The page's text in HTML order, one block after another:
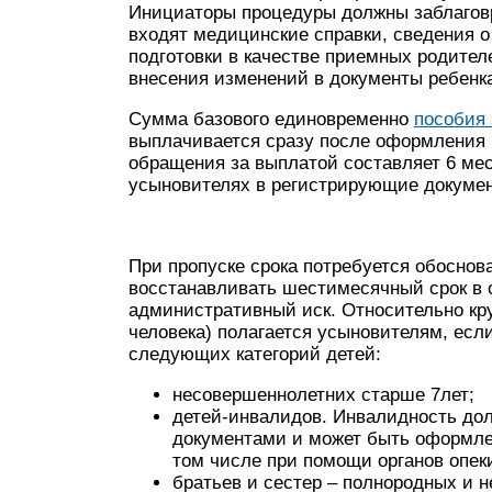
Инициаторы процедуры должны
входят медицинские справки, сведения
подготовки в качестве приемных
внесения изменений в документы
Сумма базового единовременно пособия
выплачивается сразу после
обращения за выплатой составляет 6
усыновителях в регистрирующие
При пропуске срока потребуется
восстанавливать шестимесячный срок в
административный иск. Относительно
человека) полагается усыновителям,
следующих категорий детей:
несовершеннолетних старше 7лет;
детей-инвалидов. Инвалидность
документами и может быть
том числе при помощи органов
братьев и сестер – полнородных и